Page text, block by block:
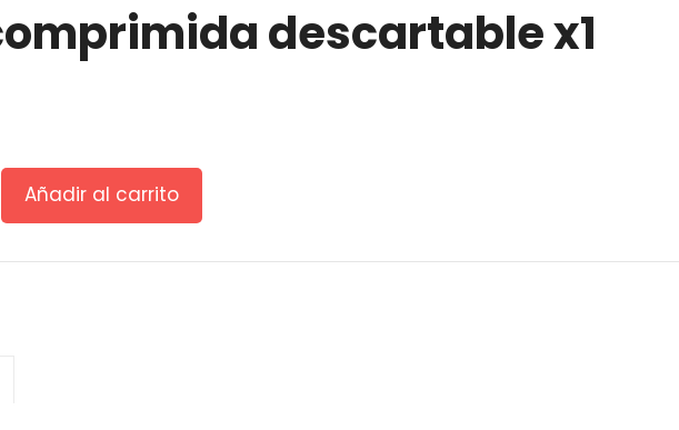
descartable x1
Añadir al carrito